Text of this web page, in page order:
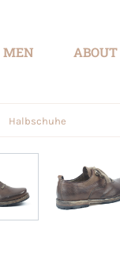
MEN ABOUT
Halbschuhe